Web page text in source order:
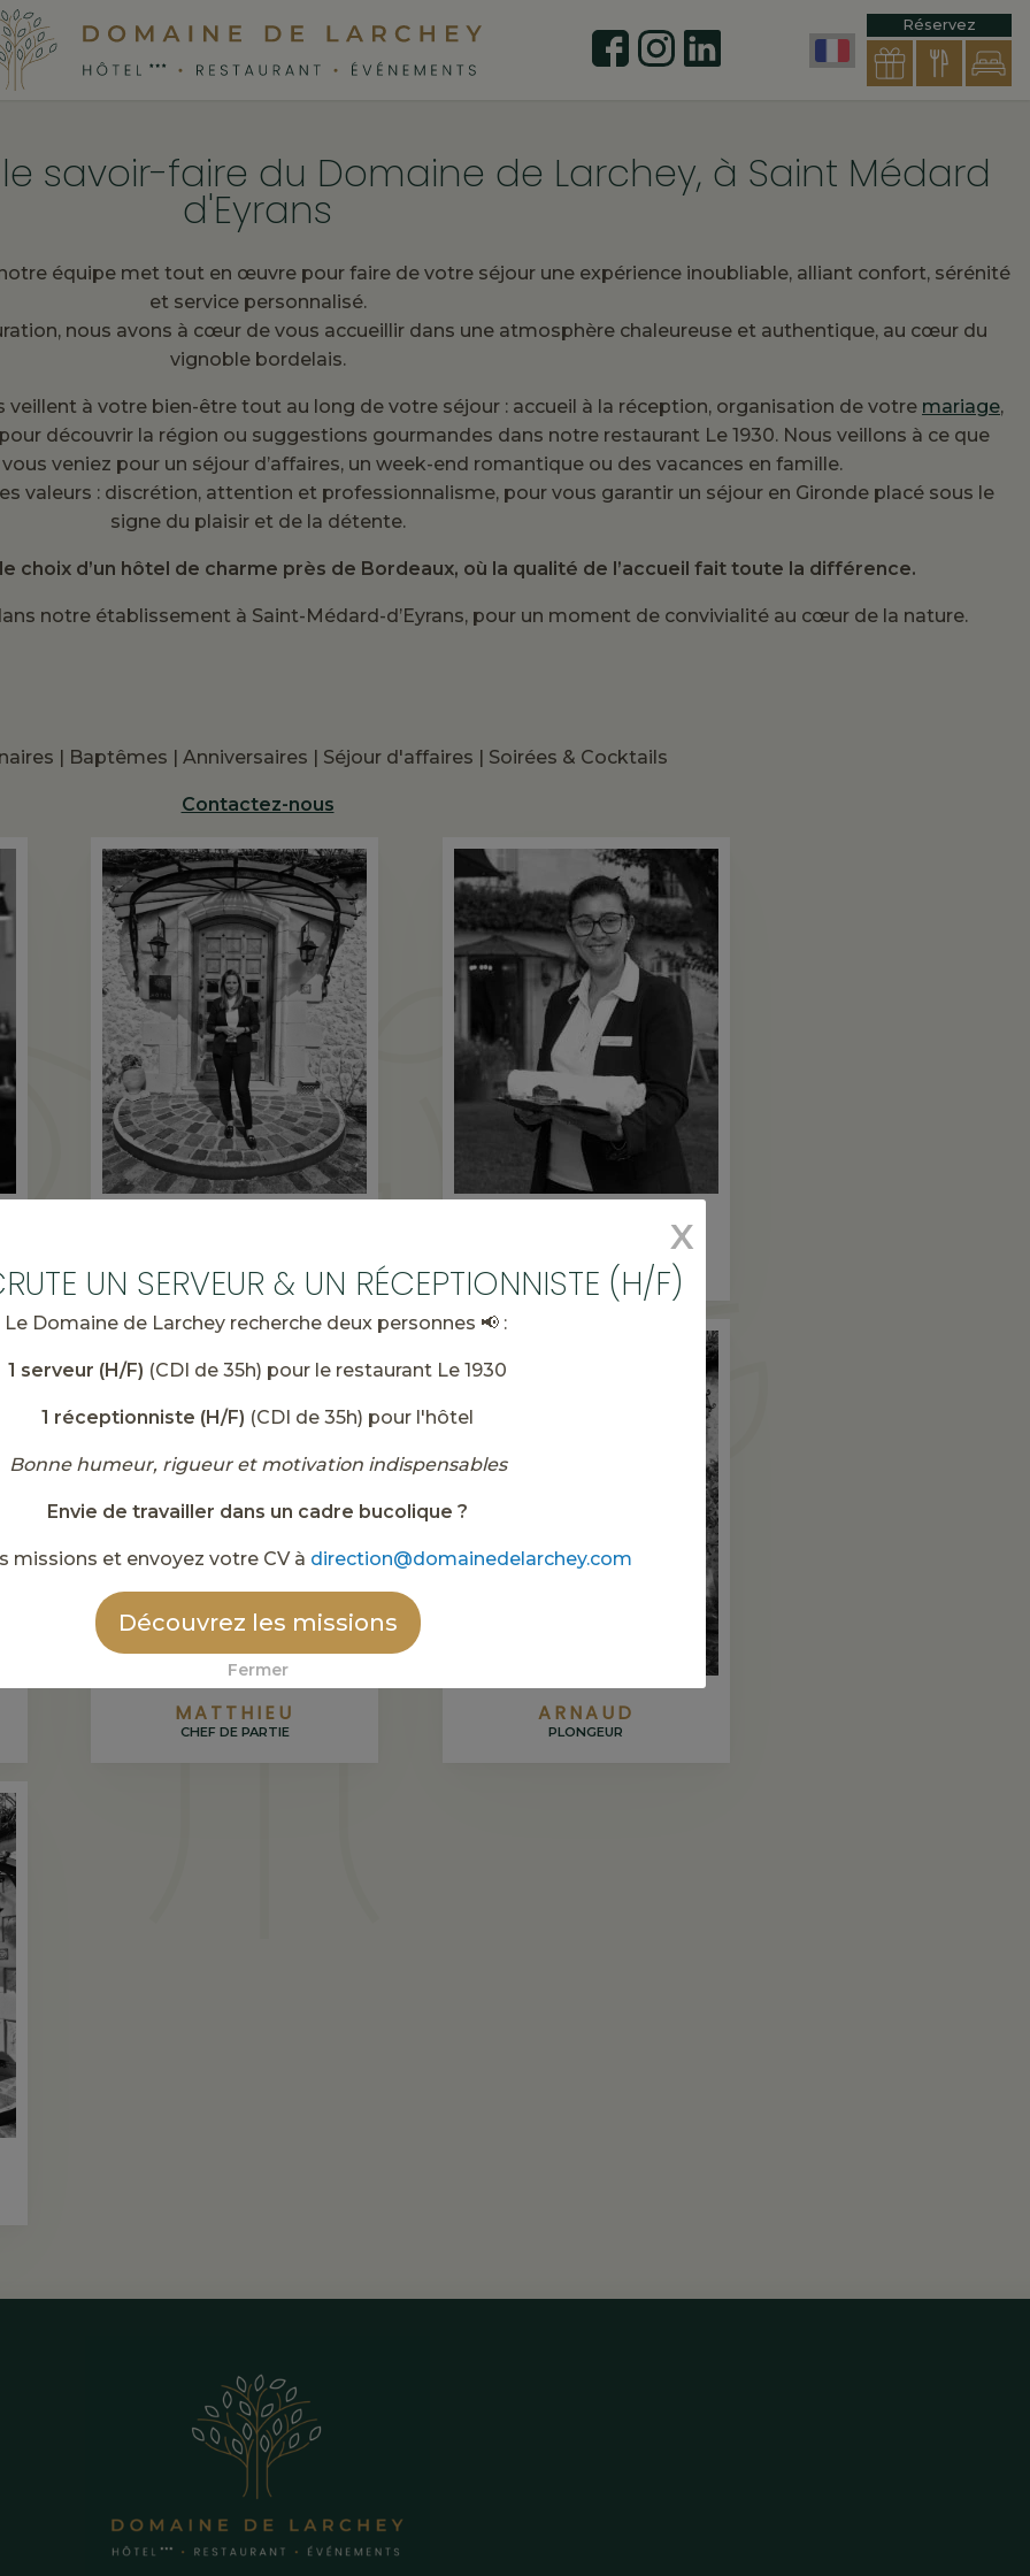
Réservez
savoir-faire du Domaine de Larchey, à Saint Médard
d'Eyrans
équipe met tout en œuvre pour faire de votre séjour une expérience inoubliable, alliant confort, sérénité
et service personnalisé.
nous avons à cœur de vous accueillir dans une atmosphère chaleureuse et authentique, au cœur du
vignoble bordelais.
veillent à votre bien-être tout au long de votre séjour : accueil à la réception, organisation de votre mariage,
découvrir la région ou suggestions gourmandes dans notre restaurant Le 1930. Nous veillons à ce que
veniez pour un séjour d’affaires, un week-end romantique ou des vacances en famille.
valeurs : discrétion, attention et professionnalisme, pour vous garantir un séjour en Gironde placé sous le
signe du plaisir et de la détente.
choix d’un hôtel de charme près de Bordeaux, où la qualité de l’accueil fait toute la différence.
notre établissement à Saint-Médard-d’Eyrans, pour un moment de convivialité au cœur de la nature.
| Baptêmes | Anniversaires | Séjour d'affaires | Soirées & Cocktails
Contactez-nous
MATTHIEU
CHEF DE PARTIE
ARNAUD
PLONGEUR
X
Fermer
UN SERVEUR & UN RÉCEPTIONNISTE (H/F)
Le Domaine de Larchey recherche deux personnes 📢 :
1 serveur (H/F) (CDI de 35h) pour le restaurant Le 1930
1 réceptionniste (H/F) (CDI de 35h) pour l'hôtel
Bonne humeur, rigueur et motivation indispensables
Envie de travailler dans un cadre bucolique ?
missions et envoyez votre CV à direction@domainedelarchey.com
Découvrez les missions